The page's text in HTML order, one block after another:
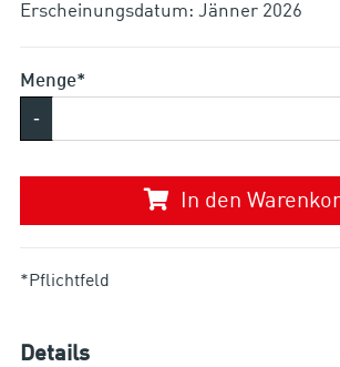
Erscheinungsdatum: Jänner 2026
Menge*
-
In den
*Pflichtfeld
Details